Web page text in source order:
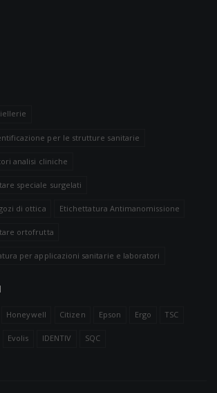
per le strutture sanitarie
analisi cliniche
speciale surgelati
di ottica Etichettatura Antimanomissione
ortofrutta
per applicazioni sanitarie e laboratori
Honeywell Citizen Epson Ergo TSC
Evolis IDENTIV SQC